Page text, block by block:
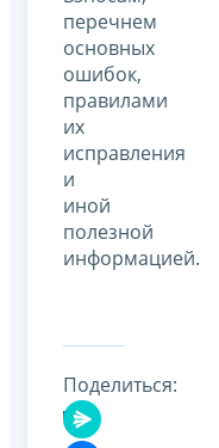
перечнем
основных
ошибок,
правилами
их
исправления
и
иной
полезной
информацией.
Поделиться: